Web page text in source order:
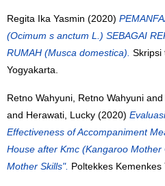
Regita Ika Yasmin (2020)
(Ocimum s anctum L.) SEBAGAI
RUMAH (Musca domestica). Skripsi
Yogyakarta.
Retno Wahyuni, Retno Wahyuni and
and Herawati, Lucky (2020)
Effectiveness of Accompaniment
House after Kmc (Kangaroo
Mother Skills". Poltekkes Kemenkes